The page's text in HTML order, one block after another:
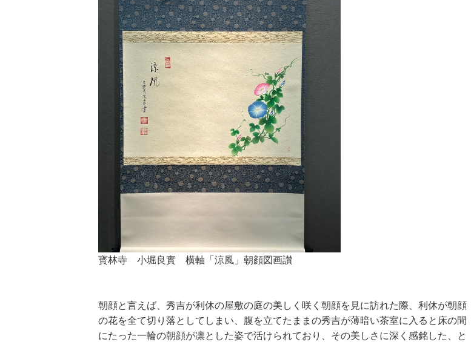
寳林寺 小堀良實 横軸「涼風」朝顔図画讃
朝顔と言えば、秀吉が利休の屋敷の庭の美しく咲く朝顔を見に訪れた際、利休が朝顔
の花を全て切り落としてしまい、腹を立てたままの秀吉が薄暗い茶室に入ると床の間
にたった一輪の朝顔が凛とした姿で活けられており、その美しさに深く感銘した、と